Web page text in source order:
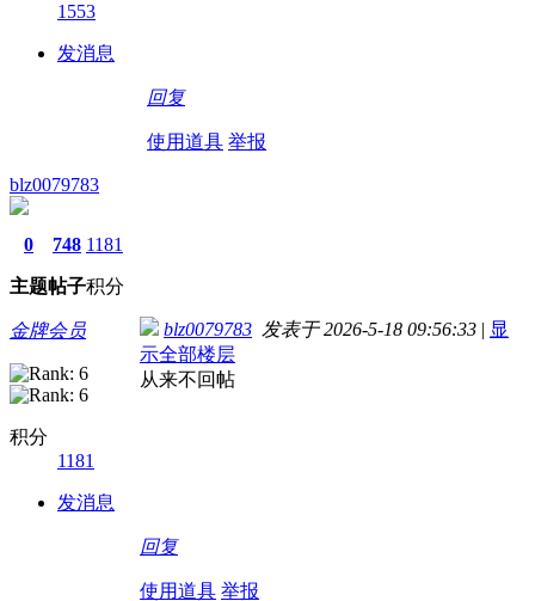
1553
发消息
回复
使用道具 举报
blz0079783
0
主题
748
帖子
1181
积分
金牌会员
积分
1181
发消息
blz0079783 发表于 2026-5-18 09:56:33 | 显
示全部楼层
从来不回帖
回复
使用道具 举报